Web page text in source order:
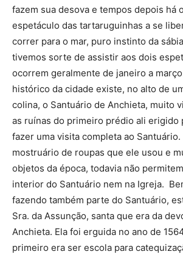
fazem sua desova e tempos depois há
espetáculo das tartaruguinhas a se
correr para o mar, puro instinto da
tivemos sorte de assistir aos dois
ocorrem geralmente de janeiro a
histórico da cidade existe, no alto de
colina, o Santuário de Anchieta, muito
as ruínas do primeiro prédio ali erigido
fazer uma visita completa ao Santuário.
mostruário de roupas que ele usou e
objetos da época, todavia não
interior do Santuário nem na Igreja.
fazendo também parte do Santuário,
Sra. da Assunção, santa que era da
Anchieta. Ela foi erguida no ano de
primeiro era ser escola para